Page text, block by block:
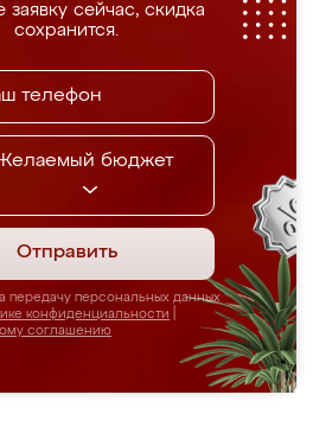
заявку сейчас, скидка
сохранится.
бюджет
Отправить
передачу персональных данных
конфиденциальности
соглашению